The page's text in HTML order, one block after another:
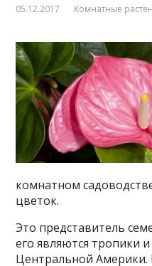
05.12.2017 Комнатные
комнатном
цветок.
Это представитель
его являются тропики
Центральной Америки.